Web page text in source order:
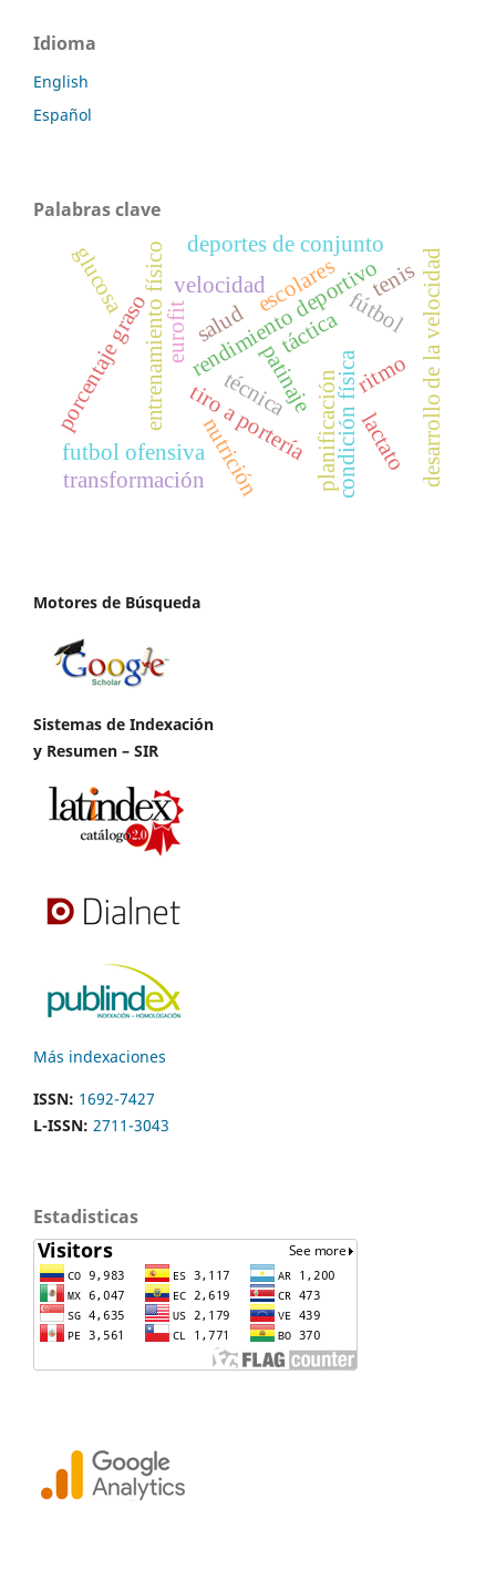
Idioma
English
Español
Palabras clave
entrenamiento físico rendimiento deportivo
planificación
tiro a portería
futbol ofensiva
patinaje
porcentaje graso tácticafútbol
condición física
salud
escolares
eurofit
nutrición
deportes de conjunto
desarrollo de la velocidad
transformación
técnica
velocidad tenis
ritmo
glucosa
lactato
Motores de Búsqueda
Sistemas de Indexación
y Resumen – SIR
Más indexaciones
ISSN: 1692-7427
L-ISSN: 2711-3043
Estadisticas